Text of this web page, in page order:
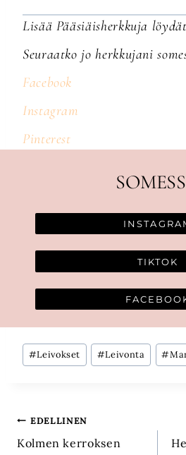
Lisää Pääsiäisherkkuja löydät
Seuraatko jo herkkujani
Facebook
Instagram
Pinterest
TIKTOK
Avainsanat:
#Leivokset #Leivonta #
Artikkelien
EDELLINEN
Kolmen kerroksen